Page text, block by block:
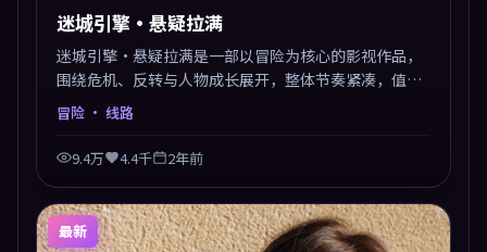
迷城引擎·悬疑拉满
迷城引擎·悬疑拉满是一部以冒险为核心的影视作品，
围绕危机、反转与人物成长展开，整体节奏紧凑，值得
推荐观看。
冒险 · 线路
9.4万 4.4千 2年前
最新